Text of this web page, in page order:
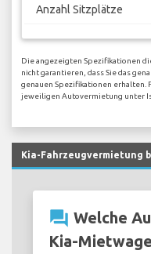
Anzahl Sitzplätze
Die angezeigten Spezifikationen
nicht garantieren, dass Sie das
genauen Spezifikationen erhalten.
jeweiligen Autovermietung unter
Kia-Fahrzeugvermietung
question_answer Welche
Kia-